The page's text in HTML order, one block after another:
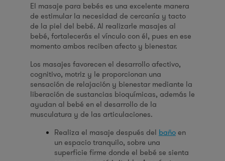
El masaje para bebés es una excelente manera
de estimular la necesidad de cercanía y tacto
de la piel del bebé. Al realizarle masajes al
bebé, fortalecerás el vínculo con él, pues en ese
momento ambos reciben afecto y bienestar.
Los masajes favorecen el desarrollo afectivo,
cognitivo, motriz y le proporcionan una
sensación de relajación y bienestar mediante la
liberación de sustancias bioquímicas, además le
ayudan al bebé en el desarrollo de la
musculatura y de las articulaciones.
Realiza el masaje después del bañoen
un espacio tranquilo, sobre una
superficie firme donde el bebé se sienta